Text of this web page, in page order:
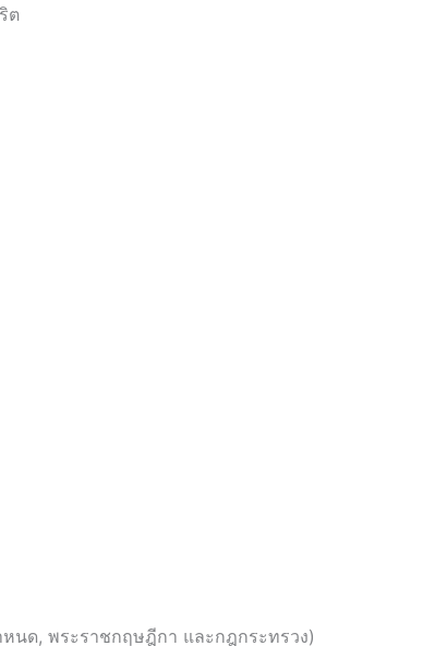
ต
ด, พระราชกฤษฎีกา และกฎกระทรวง)